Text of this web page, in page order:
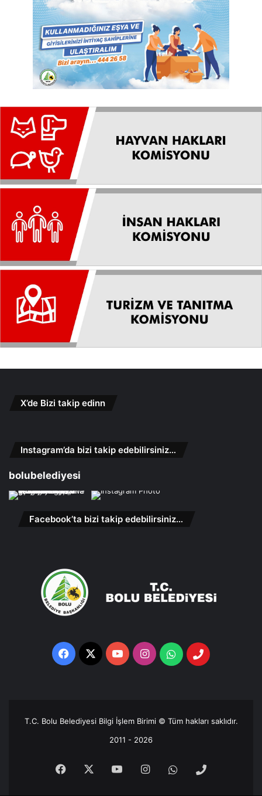
X’de Bizi takip edinn
Instagram’da bizi takip edebilirsiniz…
bolubelediyesi
Facebook’ta bizi takip edebilirsiniz…
Facebook
X YouTubeInstagramWhatsappTelefon
T.C. Bolu Belediyesi Bilgi İşlem Birimi © Tüm hakları saklıdır.
2011 - 2026
Facebook YouTubeInstagramWhatsappTelefon